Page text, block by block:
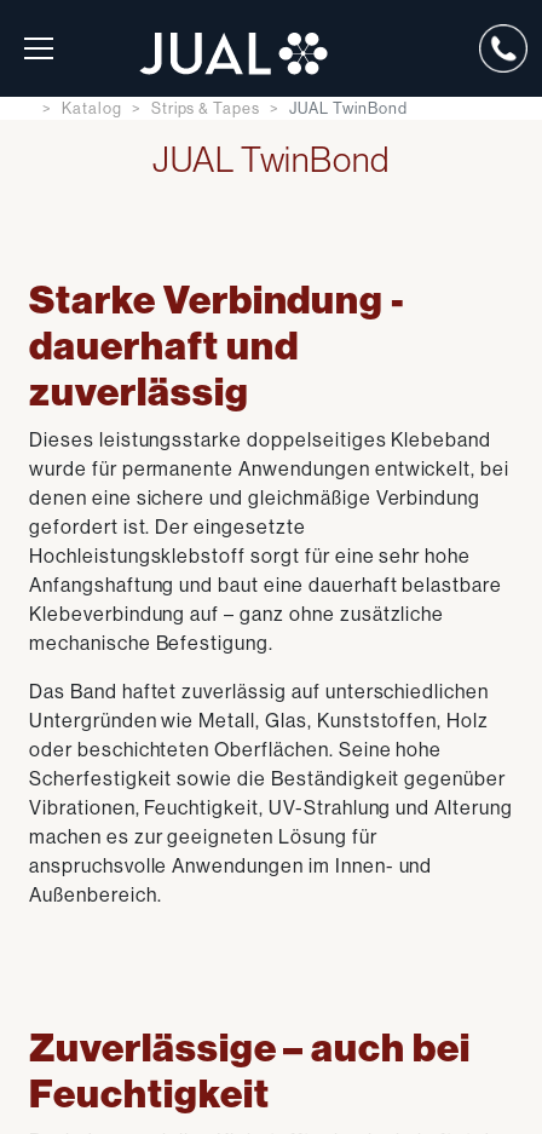
Katalog Strips & Tapes JUAL TwinBond
JUAL TwinBond
Starke Verbindung -
dauerhaft und
zuverlässig
Dieses leistungsstarke doppelseitiges Klebeband
wurde für permanente Anwendungen entwickelt, bei
denen eine sichere und gleichmäßige Verbindung
gefordert ist. Der eingesetzte
Hochleistungsklebstoff sorgt für eine sehr hohe
Anfangshaftung und baut eine dauerhaft belastbare
Klebeverbindung auf – ganz ohne zusätzliche
mechanische Befestigung.
Das Band haftet zuverlässig auf unterschiedlichen
Untergründen wie Metall, Glas, Kunststoffen, Holz
oder beschichteten Oberflächen. Seine hohe
Scherfestigkeit sowie die Beständigkeit gegenüber
Vibrationen, Feuchtigkeit, UV-Strahlung und Alterung
machen es zur geeigneten Lösung für
anspruchsvolle Anwendungen im Innen- und
Außenbereich.
Zuverlässige – auch bei
Feuchtigkeit